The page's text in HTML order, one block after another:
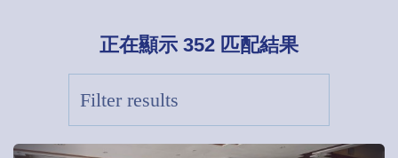
正在顯示 352 匹配結果